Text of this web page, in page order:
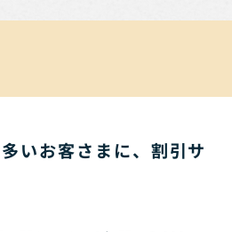
いお客さまに、割引サ